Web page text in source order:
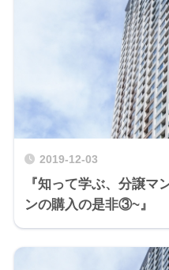
2019-12-03
『知って学ぶ、分譲
ンの購入の是非③~』